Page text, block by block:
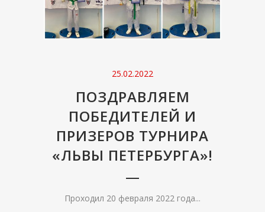
25.02.2022
ПОЗДРАВЛЯЕМ
ПОБЕДИТЕЛЕЙ И
ПРИЗЕРОВ ТУРНИРА
«ЛЬВЫ ПЕТЕРБУРГА»!
Проходил 20 февраля 2022 года...